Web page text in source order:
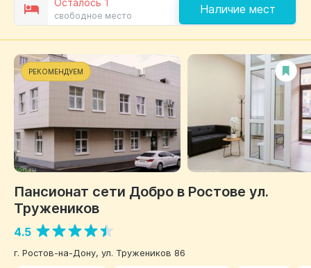
свободное место Наличие мест
РЕКОМЕНДУЕМ
Пансионат сети Добро в Ростове ул.
Тружеников
4.5
г. Ростов-на-Дону, ул. Тружеников 86